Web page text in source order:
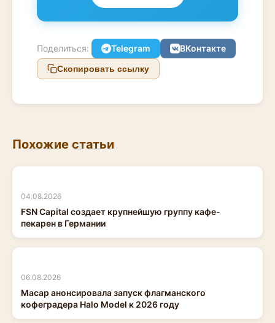
Поделиться: Telegram ВКонтакте
Скопировать ссылку
Похожие статьи
04.08.2026
FSN Capital создает крупнейшую группу кафе-
пекарен в Германии
06.08.2026
Macap анонсировала запуск флагманского
кофеградера Halo Model к 2026 году